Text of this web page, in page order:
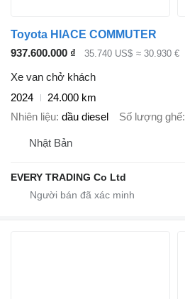
Toyota HIACE COMMUTER
937.600.000 ₫
35.740 US$ ≈ 30.930 €
Xe van chở khách
2024
24.000 km
Nhiên liệu dầu diesel Số lượng ghế
Nhật Bản
EVERY TRADING Co Ltd